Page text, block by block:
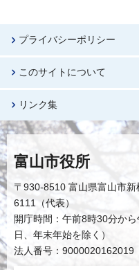
プライバシーポリシー
このサイトについて
リンク集
富山市役所
〒930-8510 富山県富山市
6111（代表）
開庁時間：午前8時30分か
日、年末年始を除く）
法人番号：9000020162019